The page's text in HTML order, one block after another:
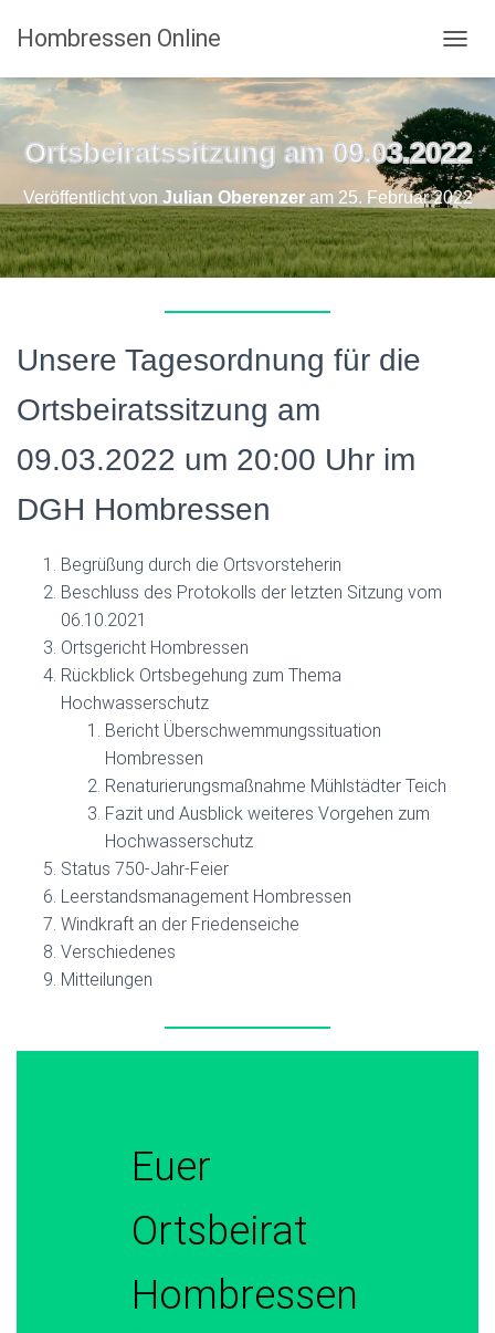
Hombressen Online
A
V
I
G
A
T
I
N
U
Ortsbeiratssitzung am 09.03.2022
Veröffentlicht von Julian Oberenzeram 25. Februar 2022
Unsere Tagesordnung für die
Ortsbeiratssitzung am
09.03.2022 um 20:00 Uhr im
DGH Hombressen
Begrüßung durch die Ortsvorsteherin
Beschluss des Protokolls der letzten Sitzung vom
06.10.2021
Ortsgericht Hombressen
Rückblick Ortsbegehung zum Thema
Hochwasserschutz
Bericht Überschwemmungssituation
Hombressen
Renaturierungsmaßnahme Mühlstädter Teich
Fazit und Ausblick weiteres Vorgehen zum
Hochwasserschutz
Status 750-Jahr-Feier
Leerstandsmanagement Hombressen
Windkraft an der Friedenseiche
Verschiedenes
Mitteilungen
Euer
Ortsbeirat
Hombressen